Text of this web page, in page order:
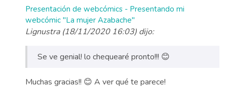
Presentación de webcómics - Presentando mi
webcómic "La mujer Azabache"
Lignustra (18/11/2020 16:03) dijo:
Se ve genial! lo chequearé pronto!!! 😊
Muchas gracias!! 😊 A ver qué te parece!